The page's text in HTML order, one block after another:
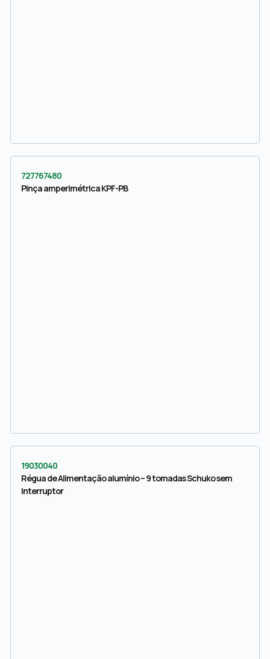
727767480
Pinça amperimétrica KPF-PB
19030040
Régua de Alimentação alumínio – 9 tomadas Schuko sem
interruptor